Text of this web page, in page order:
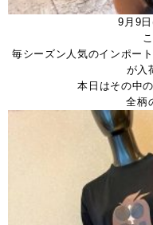
9月9
毎シーズン人気のインポー
が入
本日はその中
全柄